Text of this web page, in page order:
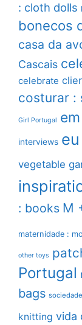
: cloth dolls
bonecos
casa da
Cascais
celebrate
costurar :
Girl Portugal
interviews
vegetable
: books M
maternidade :
other toys
Portugal
bags
knitting vida